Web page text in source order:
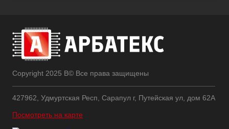
Copyright 2025 В© Все права защищены
427962, Удмуртская Респ, Сарапул г, Путейская ул, дом 62А
Посмотреть на карте